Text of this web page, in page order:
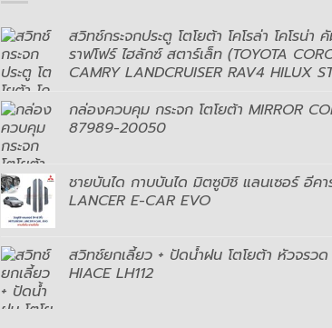
สวิทช์กระจกประตู โตโยต้า โคโรล่า โคโรน่า
ราฟโฟร์ ไฮลักซ์ สตาร์เล็ท (TOYOTA
CAMRY LANDCRUISER RAV4 HILUX
กล่องควบคุม กระจก โตโยต้า MIRROR
87989-20050
ชายบันได กาบบันได มิตซูบิชิ แลนเซอร์ อีคา
LANCER E-CAR EVO
สวิทช์ยกเลี้ยว + ปัดน้ำฝน โตโยต้า หัวจรวด
HIACE LH112